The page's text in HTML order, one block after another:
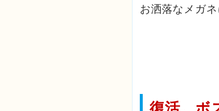
お洒落なメガ